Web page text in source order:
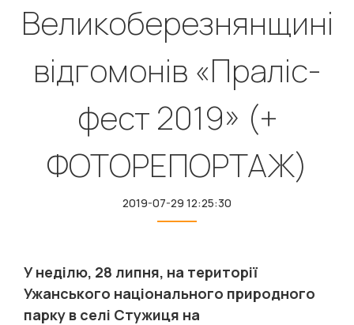
Великоберезнянщині
відгомонів «Праліс-
фест 2019» (+
ФОТОРЕПОРТАЖ)
2019-07-29 12:25:30
У неділю, 28 липня, на території
Ужанського національного природного
парку в селі Стужиця на